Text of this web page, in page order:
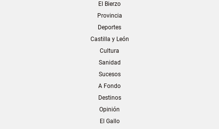
El Bierzo
Provincia
Deportes
Castilla y León
Cultura
Sanidad
Sucesos
A Fondo
Destinos
Opinión
El Gallo